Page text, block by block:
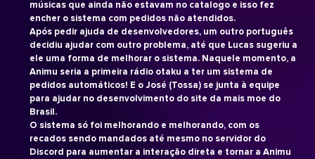
músicas que ainda não estavam no catalogo e isso fez
encher o sistema com pedidos não atendidos.
Após pedir ajuda de desenvolvedores, um outro português
decidiu ajudar com outro problema, até que Lucas sugeriu a
ele uma forma de melhorar o sistema. Naquele momento, a
Animu seria a primeira rádio otaku a ter um sistema de
pedidos automáticos! E o José (Tossa) se junta à equipe
para ajudar no desenvolvimento do site da mais moe do
Brasil.
O sistema só foi melhorando e melhorando, com os
recados sendo mandados até mesmo no servidor do
Discord para aumentar a interação direta e tornar a Animu